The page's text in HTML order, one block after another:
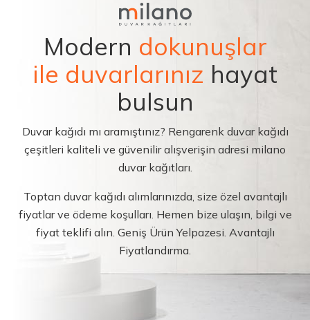
Modern dokunuşlar
ile duvarlarınız hayat
bulsun
Duvar kağıdı mı aramıştınız? Rengarenk duvar kağıdı
çeşitleri kaliteli ve güvenilir alışverişin adresi milano
duvar kağıtları.
Toptan duvar kağıdı alımlarınızda, size özel avantajlı
fiyatlar ve ödeme koşulları. Hemen bize ulaşın, bilgi ve
fiyat teklifi alın. Geniş Ürün Yelpazesi. Avantajlı
Fiyatlandırma.